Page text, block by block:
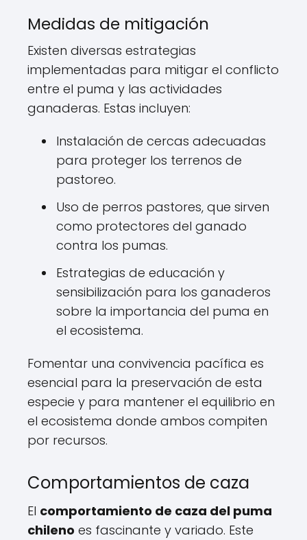
Medidas de mitigación
Existen diversas estrategias
implementadas para mitigar el conflicto
entre el puma y las actividades
ganaderas. Estas incluyen:
Instalación de cercas adecuadas
para proteger los terrenos de
pastoreo.
Uso de perros pastores, que sirven
como protectores del ganado
contra los pumas.
Estrategias de educación y
sensibilización para los ganaderos
sobre la importancia del puma en
el ecosistema.
Fomentar una convivencia pacífica es
esencial para la preservación de esta
especie y para mantener el equilibrio en
el ecosistema donde ambos compiten
por recursos.
Comportamientos de caza
El comportamiento de caza del puma
chileno es fascinante y variado. Este